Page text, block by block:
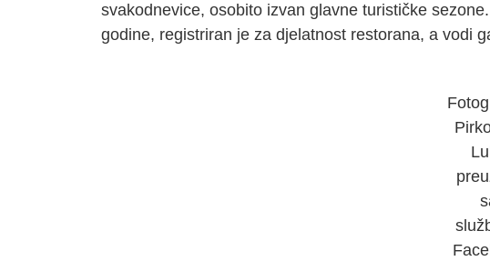
svakodnevice, osobito izvan glavne turističke
godine, registriran je za djelatnost restorana, a vodi